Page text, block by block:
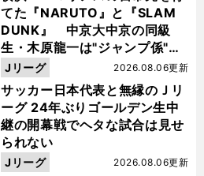
てた『NARUTO』と『SLAM
DUNK』 中京大中京の同級
生・木原龍一は"ジャンプ係"だ
った
サッカー日本代表と無縁のＪリ
ーグ 24年ぶりゴールデン生中
継の開幕戦でヘタな試合は見せ
られない
2026.08.06更新
Jリーグ
2026.08.06更新
Jリーグ